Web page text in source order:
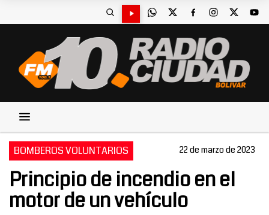
BOMBEROS VOLUNTARIOS 22 de marzo de 2023
Principio de incendio en el
motor de un vehículo